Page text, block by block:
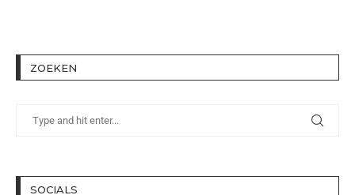
ZOEKEN
SOCIALS